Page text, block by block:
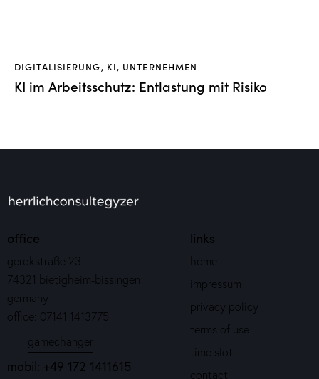
DIGITALISIERUNG, KI, UNTERNEHMEN
KI im Arbeitsschutz: Entlastung mit Risiko
office
gerokstraße 23
74321 bietigheim-bissingen
germany
office: 07141 1413775
gamechanger
mobil: +49 172 1411615
links
home
impressum
privacy policy
terms of use
time slot
contact